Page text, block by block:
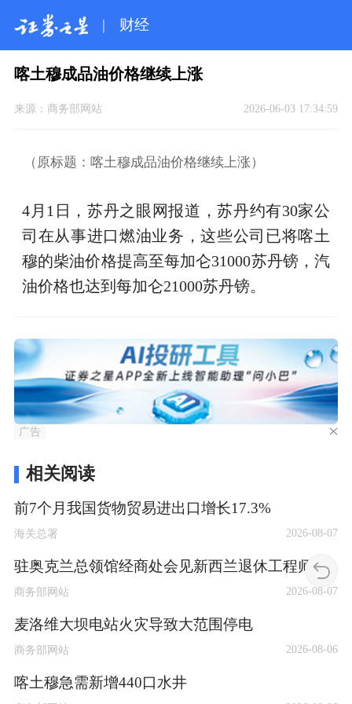
| 财经
喀土穆成品油价格继续上涨
来源： 商务部网站 2026-06-03 17:34:59
（原标题：喀土穆成品油价格继续上涨）
4月1日，苏丹之眼网报道，苏丹约有30家公
司在从事进口燃油业务，这些公司已将喀土
穆的柴油价格提高至每加仑31000苏丹镑，汽
油价格也达到每加仑21000苏丹镑。
广告
相关阅读
前7个月我国货物贸易进出口增长17.3%
海关总署 2026-08-07
驻奥克兰总领馆经商处会见新西兰退休工程师
商务部网站 2026-08-07
麦洛维大坝电站火灾导致大范围停电
商务部网站 2026-08-06
喀土穆急需新增440口水井